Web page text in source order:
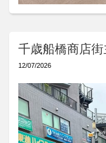
千歳船橋商店
12/07/2026